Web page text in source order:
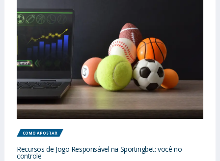
COMO APOSTAR
Recursos de Jogo Responsável na Sportingbet: você no
controle